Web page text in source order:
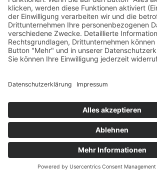
01589 Riesa
Impressum
Datenschutzerklärung
Stollenshop